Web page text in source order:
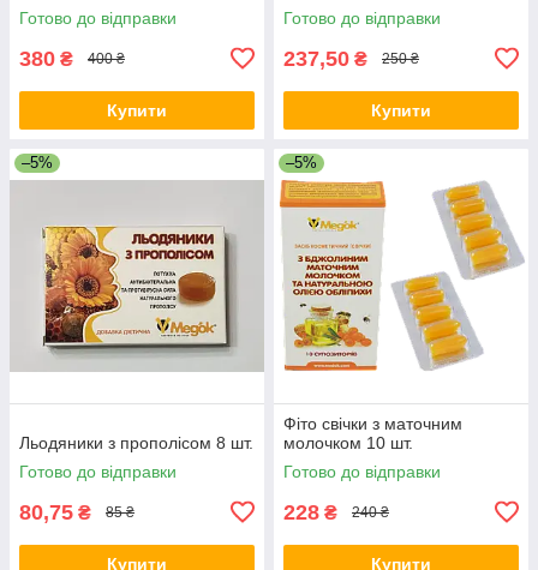
Готово до відправки
380 ₴ 400 ₴
Купити
Готово до відправки
237,50 ₴ 250 ₴
Купити
–5%
Льодяники з прополісом 8 шт.
Готово до відправки
80,75 ₴ 85 ₴
Купити
–5%
Фіто свічки з маточним
молочком 10 шт.
Готово до відправки
228 ₴ 240 ₴
Купити